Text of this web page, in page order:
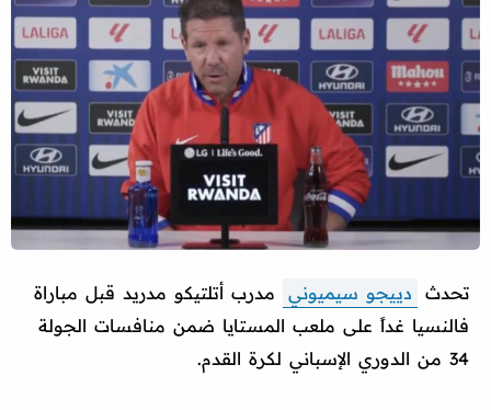
تحدث دييجو سيميوني
مدرب أتلتيكو مدريد قبل مباراة
فالنسيا غداً على ملعب المستايا ضمن منافسات الجولة
34 من الدوري الإسباني لكرة القدم.